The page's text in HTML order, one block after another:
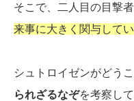
そこで、二人目の目撃
来事に大きく関与して
シュトロイゼンがどう
られざるなぞを考察し